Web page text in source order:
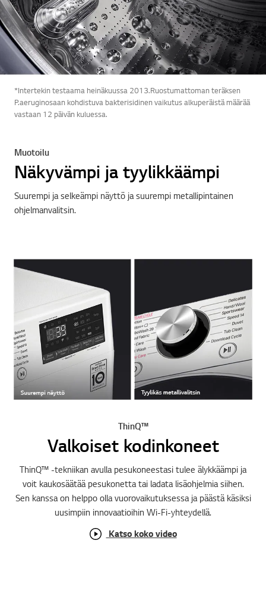
*Intertekin testaama heinäkuussa 2013.Ruostumattoman teräksen
P.aeruginosaan kohdistuva bakterisidinen vaikutus alkuperäistä määrää
vastaan 12 päivän kuluessa.
Muotoilu
Näkyvämpi ja tyylikkäämpi
Suurempi ja selkeämpi näyttö ja suurempi metallipintainen
ohjelmanvalitsin.
ThinQ™
Valkoiset kodinkoneet
ThinQ™ -tekniikan avulla pesukoneestasi tulee älykkäämpi ja
voit kaukosäätää pesukonetta tai ladata lisäohjelmia siihen.
Sen kanssa on helppo olla vuorovaikutuksessa ja päästä käsiksi
uusimpiin innovaatioihin Wi-Fi-yhteydellä.
Katso koko video